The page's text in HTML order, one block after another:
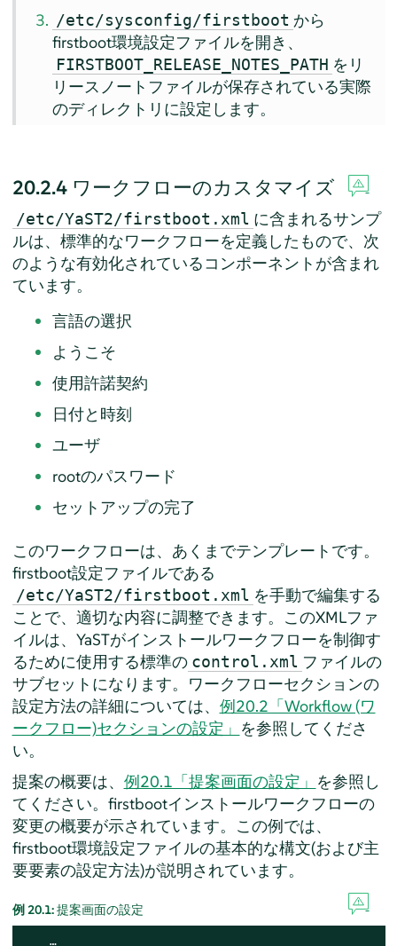
/etc/sysconfig/firstboot から
firstboot環境設定ファイルを開き、
FIRSTBOOT_RELEASE_NOTES_PATH をリ
リースノートファイルが保存されている実際
のディレクトリに設定します。
20.2.4 ワークフローのカスタマイズ
/etc/YaST2/firstboot.xml に含まれるサンプ
ルは、標準的なワークフローを定義したもので、次
のような有効化されているコンポーネントが含まれ
ています。
言語の選択
ようこそ
使用許諾契約
日付と時刻
ユーザ
rootのパスワード
セットアップの完了
このワークフローは、あくまでテンプレートです。
firstboot設定ファイルである
/etc/YaST2/firstboot.xml を手動で編集する
ことで、適切な内容に調整できます。このXMLファ
イルは、YaSTがインストールワークフローを制御す
るために使用する標準の control.xml ファイルの
サブセットになります。ワークフローセクションの
設定方法の詳細については、 例20.2「Workflow (ワ
ークフロー)セクションの設定」 を参照してくださ
い。
提案の概要は、 例20.1「提案画面の設定」 を参照し
てください。firstbootインストールワークフローの
変更の概要が示されています。この例では、
firstboot環境設定ファイルの基本的な構文(および主
要要素の設定方法)が説明されています。
例 20.1:提案画面の設定
    …